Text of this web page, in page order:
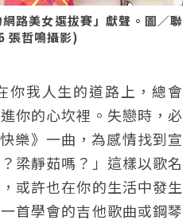
路美女選拔賽」獻聲。圖／聯
張哲鳴攝影)
你我人生的道路上，總會
你的心坎裡。失戀時，必
樂》一曲，為感情找到宣
梁靜茹嗎？」這樣以歌名
或許也在你的生活中發生
首學會的吉他歌曲或鋼琴